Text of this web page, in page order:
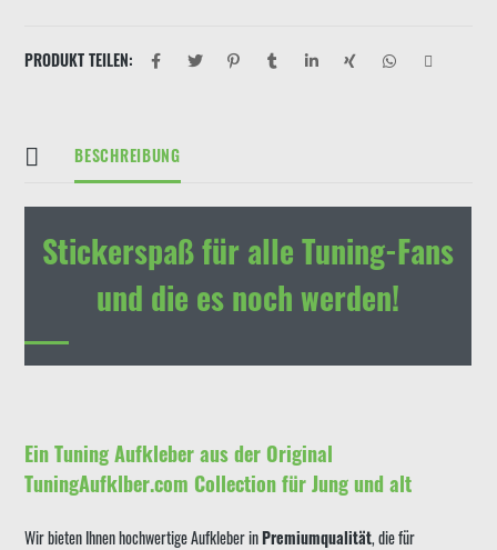
Schwarz
PRODUKT TEILEN:
BESCHREIBUNG
Stickerspaß für alle Tuning-Fans
und die es noch werden!
Ein Tuning Aufkleber aus der Original
TuningAufklber.com Collection für Jung und alt
Wir bieten Ihnen hochwertige Aufkleber inPremiumqualität, die für